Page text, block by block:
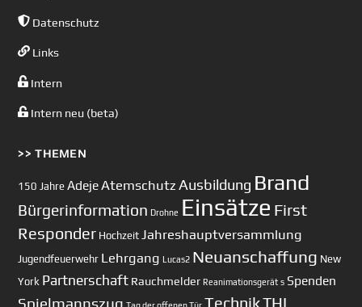
Datenschutz
Links
Intern
Intern neu (beta)
>> THEMEN
150 Jahre AdejeAtemschutz Ausbildung Brand
Bürgerinformation Drohne Einsätze First
Responder Hochzeit Jahreshauptversammlung
Jugendfeuerwehr Lehrgang Lucas2 Neuanschaffung New
York Partnerschaft Rauchmelder Reanimationsgerät s Spenden
Spielmannszug TechnikTHL